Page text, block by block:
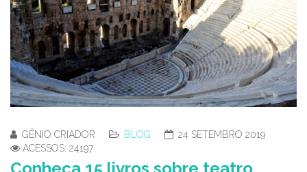
GÊNIO CRIADOR BLOG
24 SETEMBRO 2019
ACESSOS: 24197
Conheça 15 livros sobre teatro